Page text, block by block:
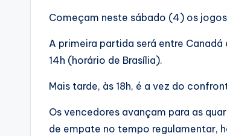
Começam neste sábado (4) os
A primeira partida será entre
14h (horário de Brasília).
Mais tarde, às 18h, é a vez do
Os vencedores avançam para as
de empate no tempo regulamentar,